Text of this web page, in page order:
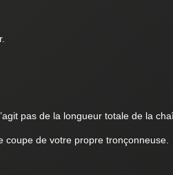
pas de la longueur totale de la
de votre propre tronçonneuse.